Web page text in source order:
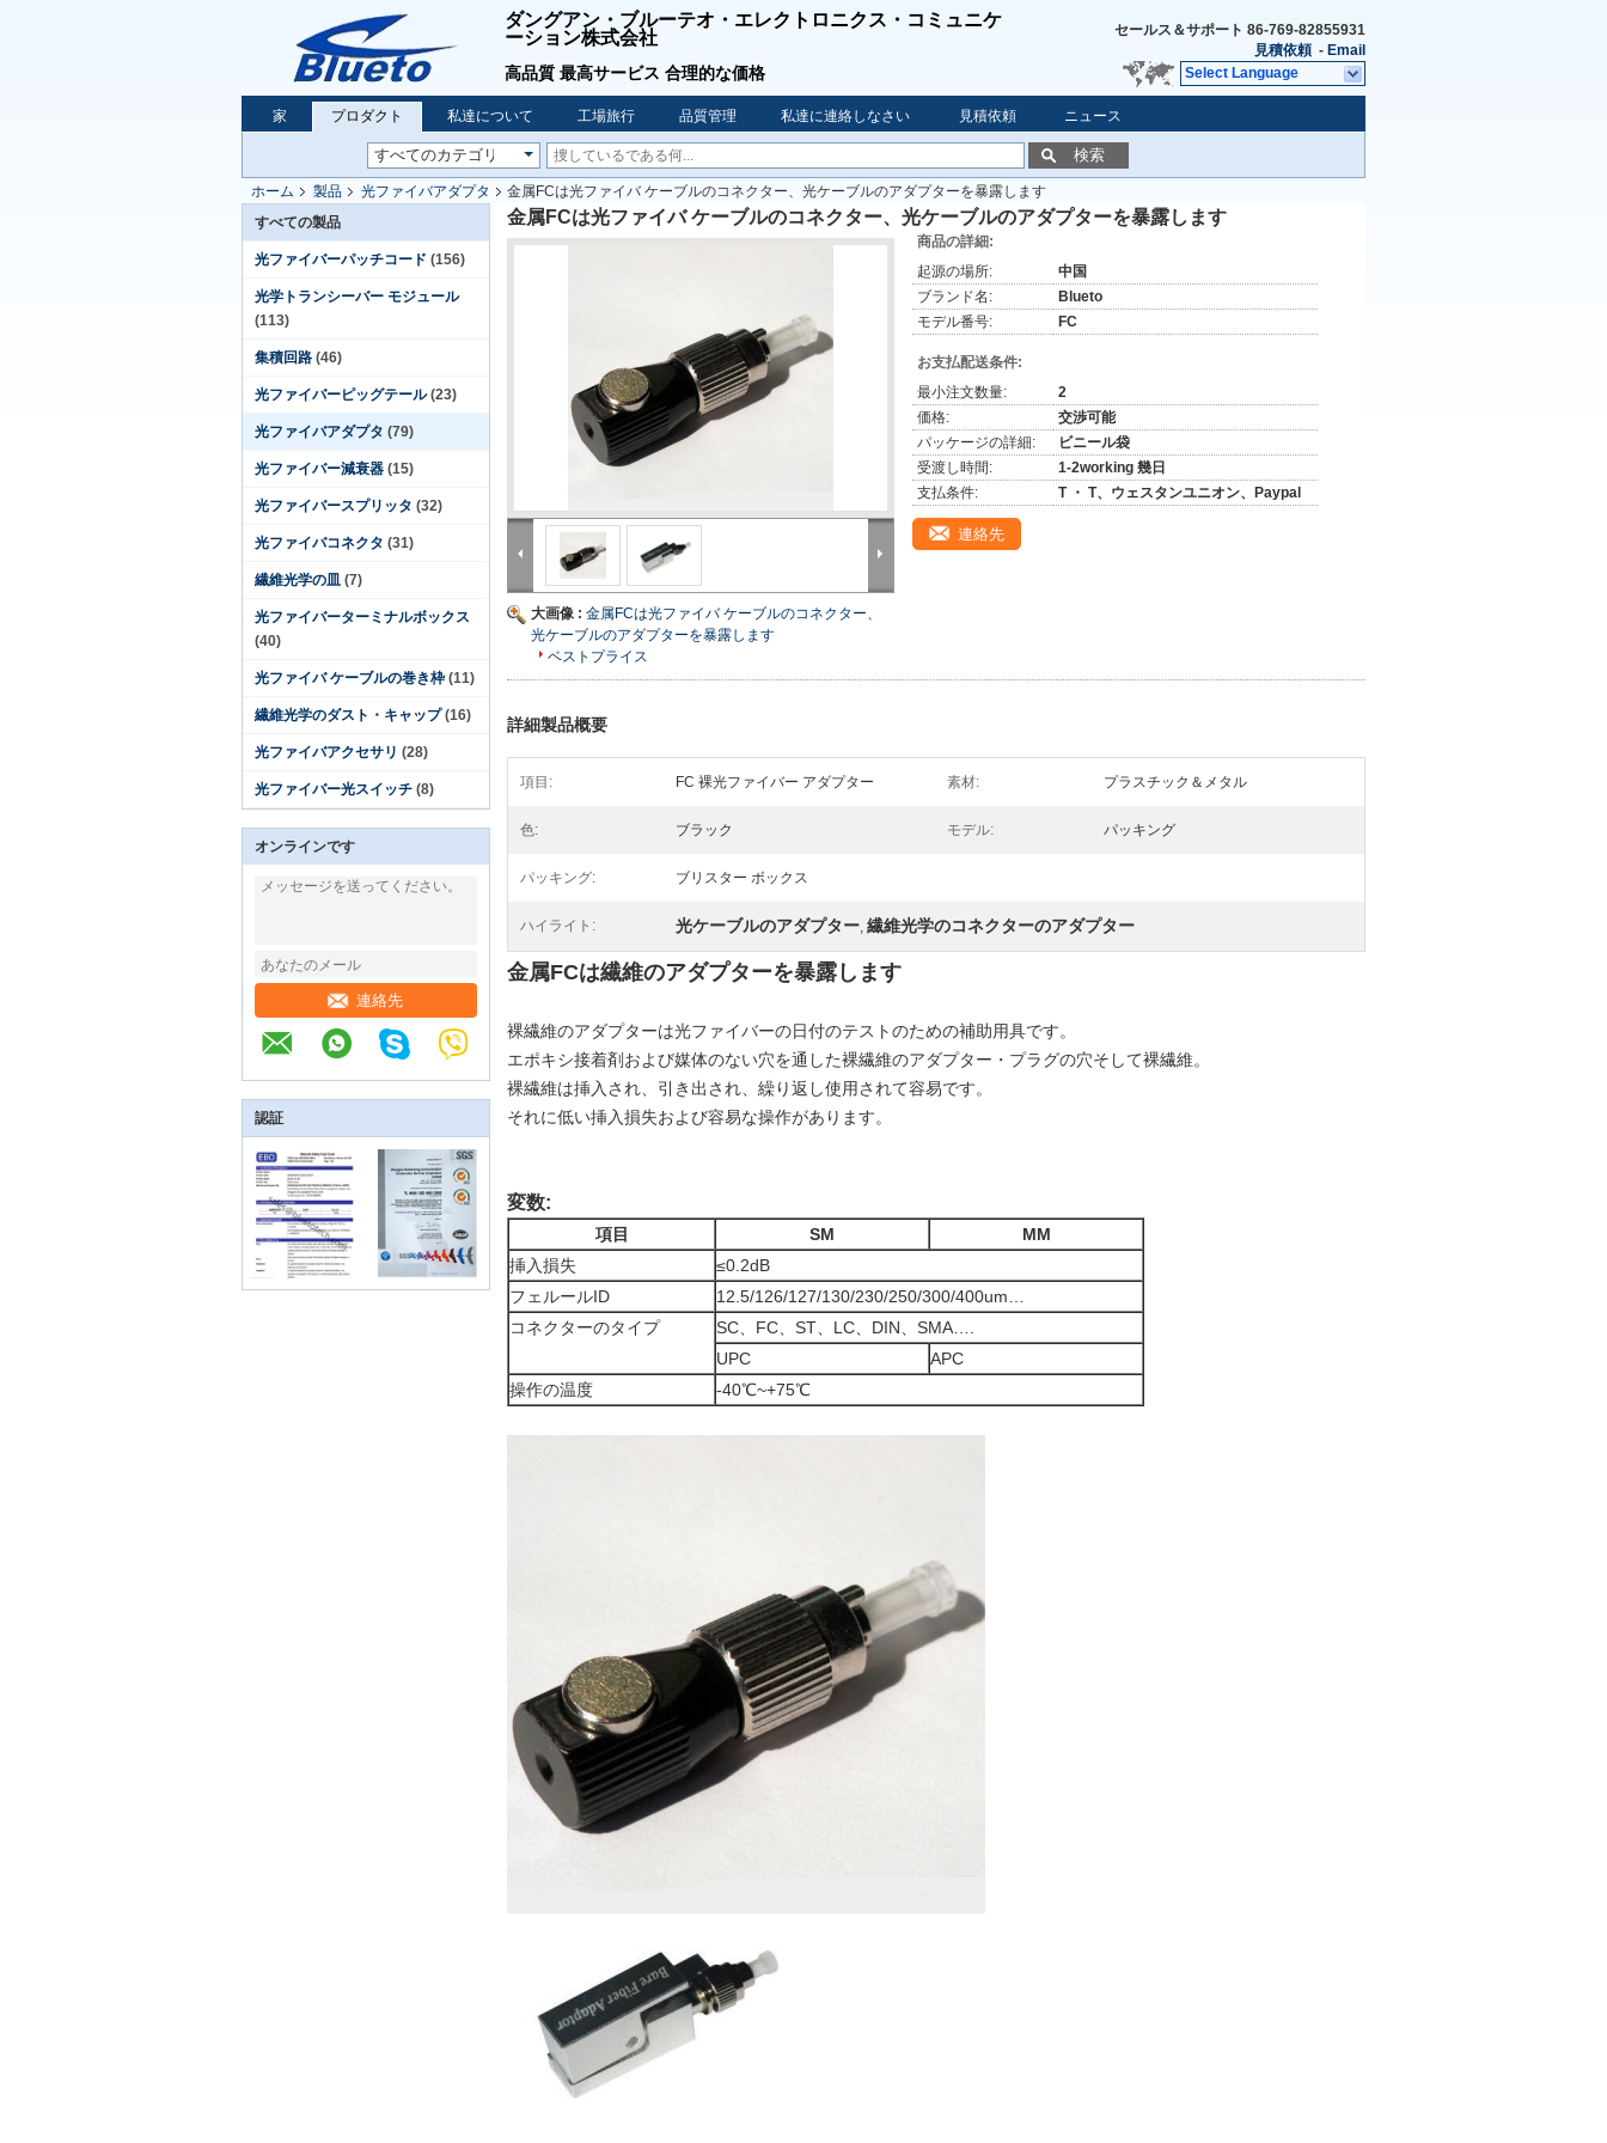
ダングアン・ブルーテオ・エレクトロニクス・コミュニケ
ーション株式会社
高品質 最高サービス 合理的な価格
セールス＆サポート 86-769-82855931
見積依頼 - Email
Select Language
家 プロダクト 私達について 工場旅行 品質管理 私達に連絡しなさい 見積依頼 ニュース
検索
ホーム 製品 光ファイバアダプタ
金属FCは光ファイバ ケーブルのコネクター、光ケーブルのアダプターを暴露します
すべての製品
光ファイバーパッチコード (156)
光学トランシーバー モジュール
(113)
集積回路 (46)
光ファイバーピッグテール (23)
光ファイバアダプタ (79)
光ファイバー減衰器 (15)
光ファイバースプリッタ (32)
光ファイバコネクタ (31)
繊維光学の皿 (7)
光ファイバーターミナルボックス
(40)
光ファイバ ケーブルの巻き枠 (11)
繊維光学のダスト・キャップ (16)
光ファイバアクセサリ (28)
光ファイバー光スイッチ (8)
オンラインです
連絡先
認証
金属FCは光ファイバ ケーブルのコネクター、光ケーブルのアダプターを暴露します
大画像 : 金属FCは光ファイバ ケーブルのコネクター、
光ケーブルのアダプターを暴露します
ベストプライス
商品の詳細:
起源の場所:
中国
ブランド名:
Blueto
モデル番号:
FC
お支払配送条件:
最小注文数量:
2
価格:
交渉可能
パッケージの詳細:
ビニール袋
受渡し時間:
1-2working 幾日
支払条件:
T ・ T、ウェスタンユニオン、Paypal
連絡先
詳細製品概要
項目: FC 裸光ファイバー アダプター 素材: プラスチック＆メタル
色: ブラック モデル: パッキング
パッキング: ブリスター ボックス
ハイライト: 光ケーブルのアダプター, 繊維光学のコネクターのアダプター
金属FCは繊維のアダプターを暴露します
裸繊維のアダプターは光ファイバーの日付のテストのための補助用具です。
エポキシ接着剤および媒体のない穴を通した裸繊維のアダプター・プラグの穴そして裸繊維。
裸繊維は挿入され、引き出され、繰り返し使用されて容易です。
それに低い挿入損失および容易な操作があります。
変数:
項目 SM
MM
挿入損失
≤0.2dB
フェルールID
12.5/126/127/130/230/250/300/400um…
コネクターのタイプ
SC、FC、ST、LC、DIN、SMA….
UPC
APC
操作の温度
-40℃~+75℃